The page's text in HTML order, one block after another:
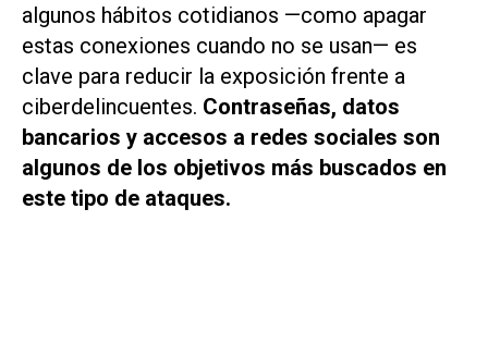
algunos hábitos cotidianos —como apagar
estas conexiones cuando no se usan— es
clave para reducir la exposición frente a
ciberdelincuentes. Contraseñas, datos
bancarios y accesos a redes sociales son
algunos de los objetivos más buscados en
este tipo de ataques.